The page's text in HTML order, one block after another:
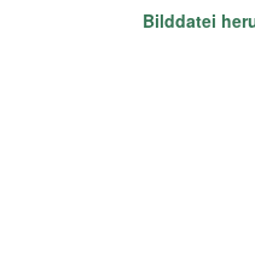
Bilddatei